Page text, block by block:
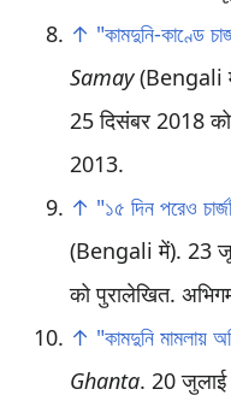
↑ "কামদুনি-কাণ্ডে
Samay(Bengali
25 दिसंबर 2018
2013.
↑ "১৫ দিন পরেও
(Bengali में). 23
को पुरालेखित.
↑ "কামদুনি মামলায়
Ghanta. 20